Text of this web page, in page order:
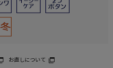
お直しについて